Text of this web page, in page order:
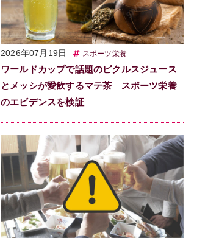
2026年07月19日 スポーツ栄養
ワールドカップで話題のピクルスジュース
とメッシが愛飲するマテ茶 スポーツ栄養
のエビデンスを検証